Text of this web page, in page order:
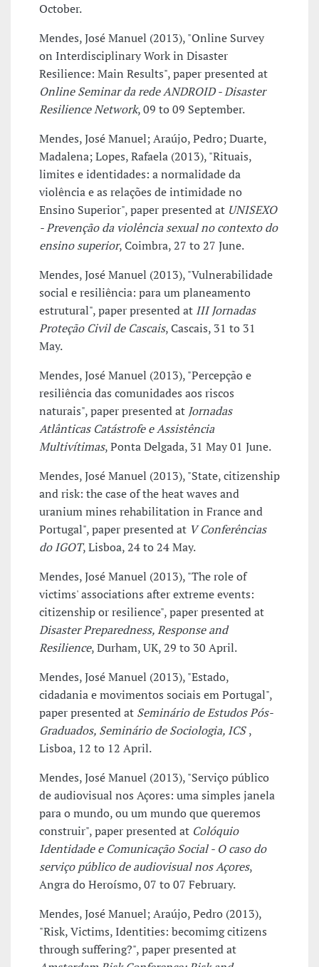
October.
Mendes, José Manuel (2013), "Online Survey
on Interdisciplinary Work in Disaster
Resilience: Main Results", paper presented at
Online Seminar da rede ANDROID - Disaster
Resilience Network, 09 to 09 September.
Mendes, José Manuel; Araújo, Pedro; Duarte,
Madalena; Lopes, Rafaela (2013), "Rituais,
limites e identidades: a normalidade da
violência e as relações de intimidade no
Ensino Superior", paper presented at UNISEXO
- Prevenção da violência sexual no contexto do
ensino superior, Coimbra, 27 to 27 June.
Mendes, José Manuel (2013), "Vulnerabilidade
social e resiliência: para um planeamento
estrutural", paper presented at III Jornadas
Proteção Civil de Cascais, Cascais, 31 to 31
May.
Mendes, José Manuel (2013), "Percepção e
resiliência das comunidades aos riscos
naturais", paper presented at Jornadas
Atlânticas Catástrofe e Assistência
Multivítimas, Ponta Delgada, 31 May 01 June.
Mendes, José Manuel (2013), "State, citizenship
and risk: the case of the heat waves and
uranium mines rehabilitation in France and
Portugal", paper presented at V Conferências
do IGOT, Lisboa, 24 to 24 May.
Mendes, José Manuel (2013), "The role of
victims' associations after extreme events:
citizenship or resilience", paper presented at
Disaster Preparedness, Response and
Resilience, Durham, UK, 29 to 30 April.
Mendes, José Manuel (2013), "Estado,
cidadania e movimentos sociais em Portugal",
paper presented at Seminário de Estudos Pós-
Graduados, Seminário de Sociologia, ICS,
Lisboa, 12 to 12 April.
Mendes, José Manuel (2013), "Serviço público
de audiovisual nos Açores: uma simples janela
para o mundo, ou um mundo que queremos
construir", paper presented at Colóquio
Identidade e Comunicação Social - O caso do
serviço público de audiovisual nos Açores,
Angra do Heroísmo, 07 to 07 February.
Mendes, José Manuel; Araújo, Pedro (2013),
"Risk, Victims, Identities: becomimg citizens
through suffering?", paper presented at